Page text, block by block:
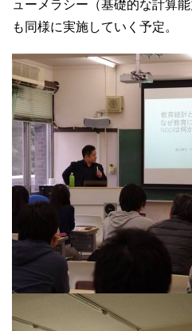
ューメラシー（基礎的な計算
も同様に実施していく予定。